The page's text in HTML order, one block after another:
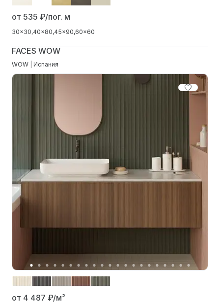
от 535 ₽/пог. м
30x30 40x80 45x90 60x60
FACES WOW
WOW | Испания
от 4 487 ₽/м²